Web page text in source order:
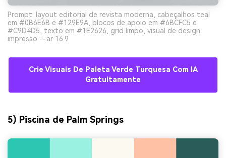
Prompt: layout editorial de revista moderna, cabeçalhos teal
em #0B6E6B e #129E9A, blocos de apoio em #6BCFC5 e
#C9D4D5, texto em #1E2626, grid limpo, visual de design
impresso --ar 16:9
Crie Visuais De Paleta Verde Turquesa Com IA
Gratuitamente
5) Piscina de Palm Springs